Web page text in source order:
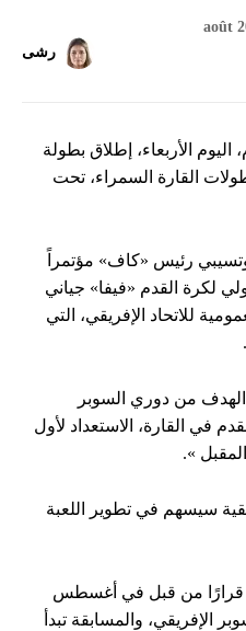
رشى
اليوم الأربعاء، إطلاق بطولة
القارة السمراء، تحت
رئيس «كاف» مؤتمراً
لكرة القدم «فيفا» جياني
للاتحاد الإفريقي، التي
من دوري السوبر
في القارة، الاستعداد لأول
».
سيسهم في تطوير اللعبة
قرارًا من قبل في أغسطس
الإفريقي، والمسابقة تبدأ